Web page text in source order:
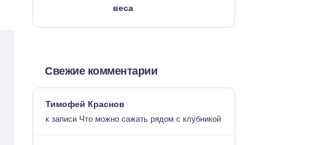
веса
Свежие комментарии
Тимофей Краснов
к записи Что можно сажать рядом с клубникой